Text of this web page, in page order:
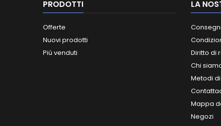
PRODOTTI
Offerte
Nuovi prodotti
Più venduti
LA
Diritto di
Chi
Metodi
Mappa
Negozi